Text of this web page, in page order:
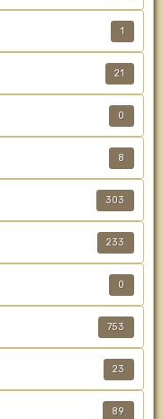
1
21
0
8
303
233
0
753
23
89